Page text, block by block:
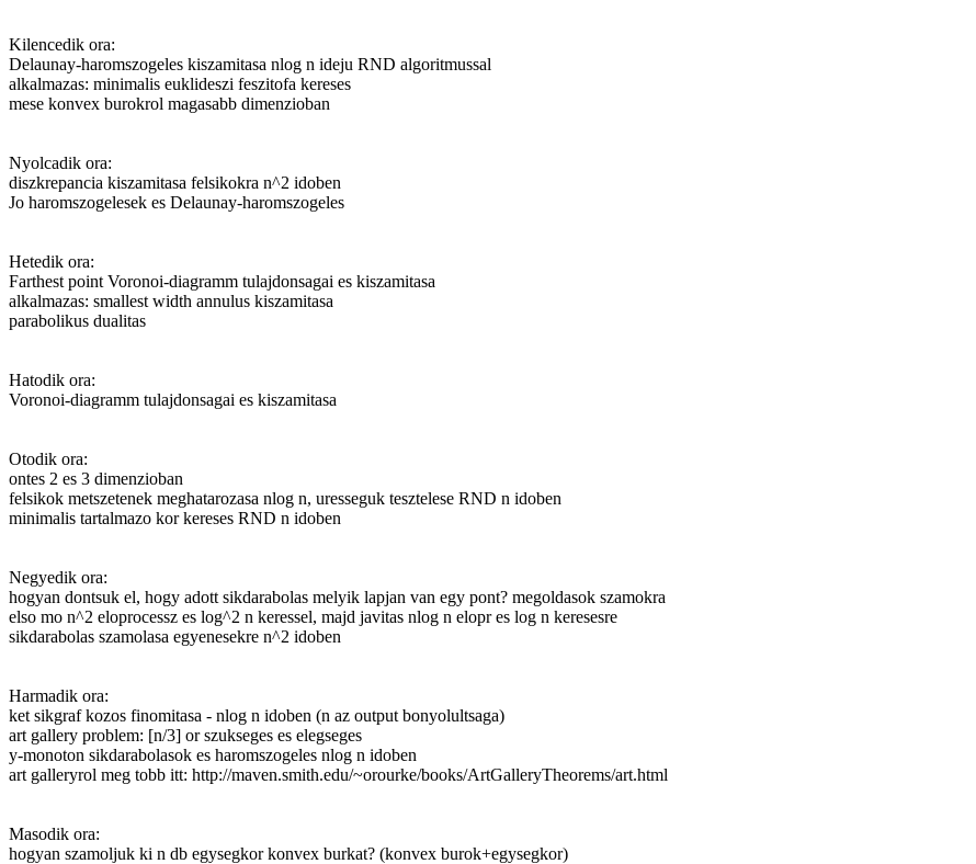
Kilencedik ora:
Delaunay-haromszogeles kiszamitasa nlog n ideju RND algoritmussal
alkalmazas: minimalis euklideszi feszitofa kereses
mese konvex burokrol magasabb dimenzioban
Nyolcadik ora:
diszkrepancia kiszamitasa felsikokra n^2 idoben
Jo haromszogelesek es Delaunay-haromszogeles
Hetedik ora:
Farthest point Voronoi-diagramm tulajdonsagai es kiszamitasa
alkalmazas: smallest width annulus kiszamitasa
parabolikus dualitas
Hatodik ora:
Voronoi-diagramm tulajdonsagai es kiszamitasa
Otodik ora:
ontes 2 es 3 dimenzioban
felsikok metszetenek meghatarozasa nlog n, uresseguk tesztelese RND n idoben
minimalis tartalmazo kor kereses RND n idoben
Negyedik ora:
hogyan dontsuk el, hogy adott sikdarabolas melyik lapjan van egy pont? megoldasok szamokra
elso mo n^2 eloprocessz es log^2 n keressel, majd javitas nlog n elopr es log n keresesre
sikdarabolas szamolasa egyenesekre n^2 idoben
Harmadik ora:
ket sikgraf kozos finomitasa - nlog n idoben (n az output bonyolultsaga)
art gallery problem: [n/3] or szukseges es elegseges
y-monoton sikdarabolasok es haromszogeles nlog n idoben
art galleryrol meg tobb itt: http://maven.smith.edu/~orourke/books/ArtGalleryTheorems/art.html
Masodik ora:
hogyan szamoljuk ki n db egysegkor konvex burkat? (konvex burok+egysegkor)